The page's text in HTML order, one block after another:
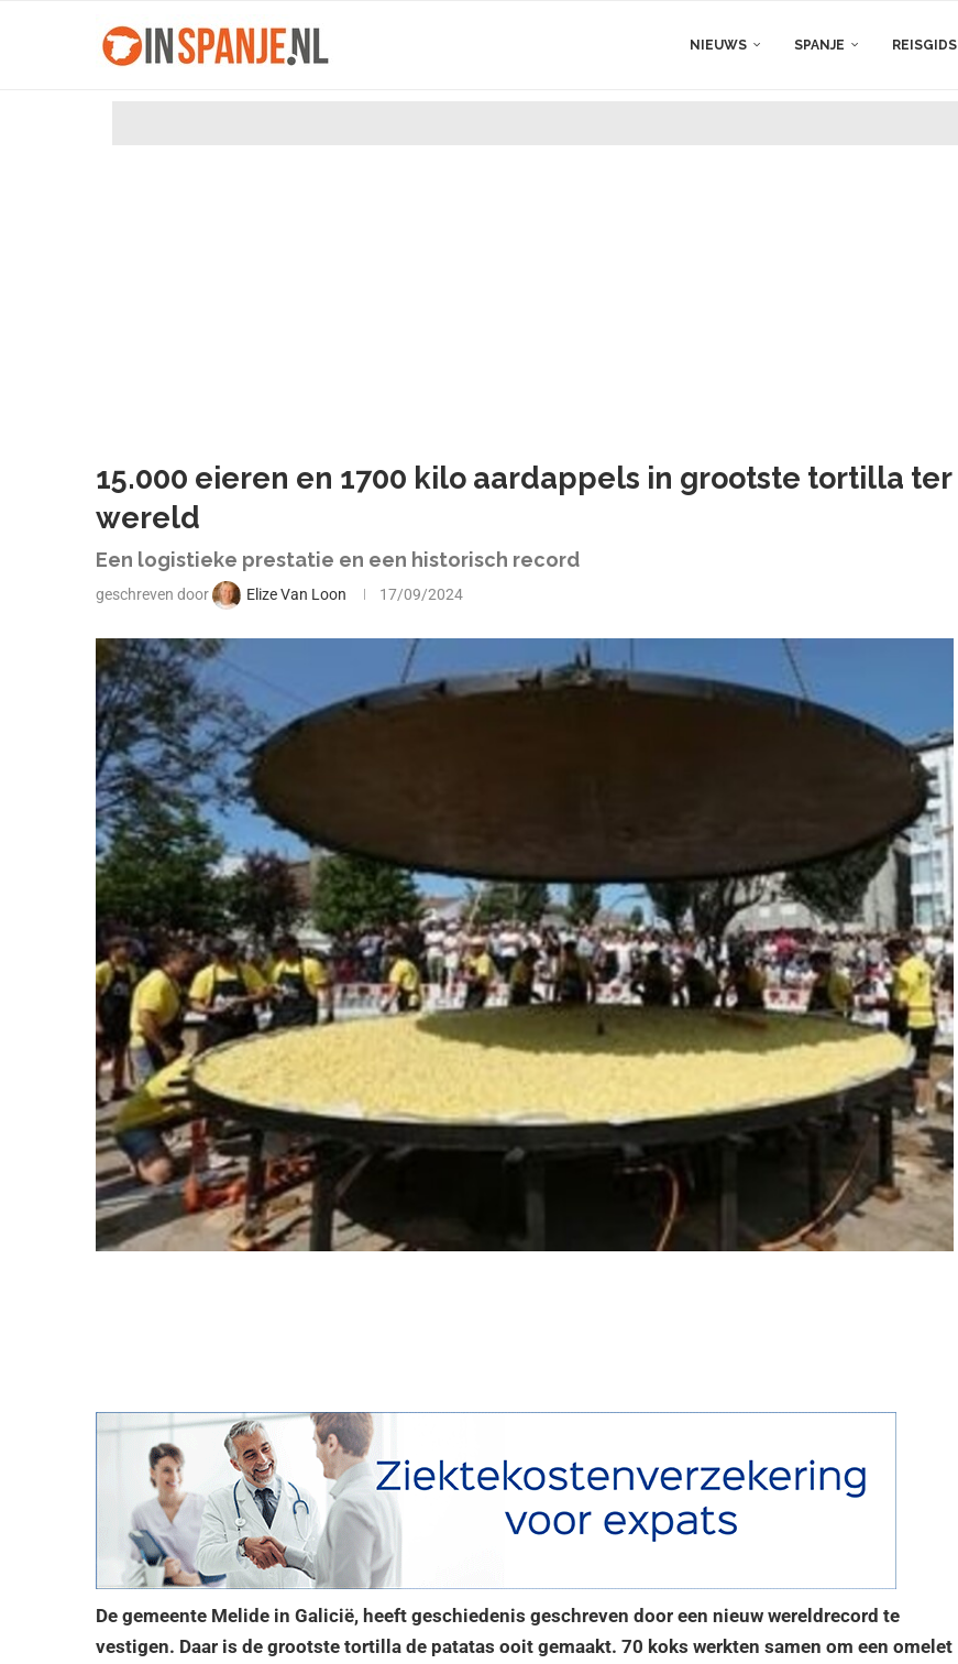
NIEUWS SPANJE REISGIDS
15.000 eieren en 1700 kilo aardappels in grootste tortilla ter
wereld
Een logistieke prestatie en een historisch record
geschreven door Elize Van Loon 17/09/2024
De gemeente Melide in Galicië, heeft geschiedenis geschreven door een nieuw wereldrecord te
vestigen. Daar is de grootste tortilla de patatas ooit gemaakt. 70 koks werkten samen om een omelet